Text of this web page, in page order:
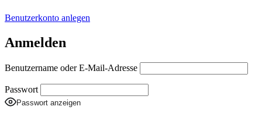
Benutzerkonto anlegen
Anmelden
Benutzername oder E-Mail-Adresse
Passwort
Passwort anzeigen